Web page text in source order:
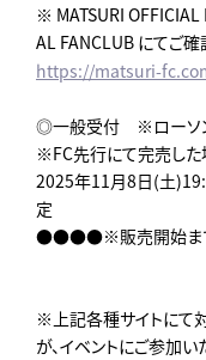
※ MATSURI OFFICIAL
AL FANCLUB にてご確
https://matsuri-
◎一般受付 ※ローソ
※FC先行にて完売し
2025年11月8日(土
定
●●●●※販売開始まで
※上記各種サイトにて
が、イベントにご参加い